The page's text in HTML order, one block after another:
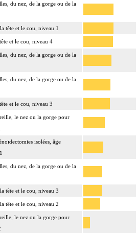
du nez, de la gorge ou de la
tête et le cou, niveau 1
et le cou, niveau 4
du nez, de la gorge ou de la
du nez, de la gorge ou de la
et le cou, niveau 3
le nez ou la gorge pour
isolées, âge
du nez, de la gorge ou de la
tête et le cou, niveau 3
tête et le cou, niveau 2
le nez ou la gorge pour